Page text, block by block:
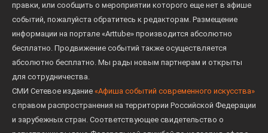
правки, или сообщить о мероприятии которого еще нет в афише
событий, пожалуйста обратитесь к редакторам. Размещение
информации на портале «Arttube» производится абсолютно
бесплатно. Продвижение событий также осуществляется
абсолютно бесплатно. Мы рады новым партнерам и открыты
для сотрудничества.
СМИ Сетевое издание «Афиша событий современного искусства»
с правом распространения на территории Российской Федерации
и зарубежных стран. Соответствующее свидетельство о